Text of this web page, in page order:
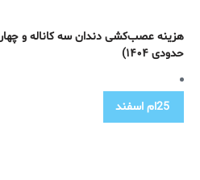
هزینه عصب‌کشی دندان سه کاناله و چهار
حدودی ۱۴۰۴)
25ام اسفند